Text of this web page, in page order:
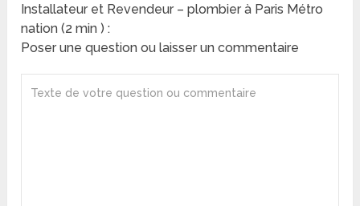
Installateur et Revendeur – plombier à Paris Métro
nation (2 min ) :
Poser une question ou laisser un commentaire